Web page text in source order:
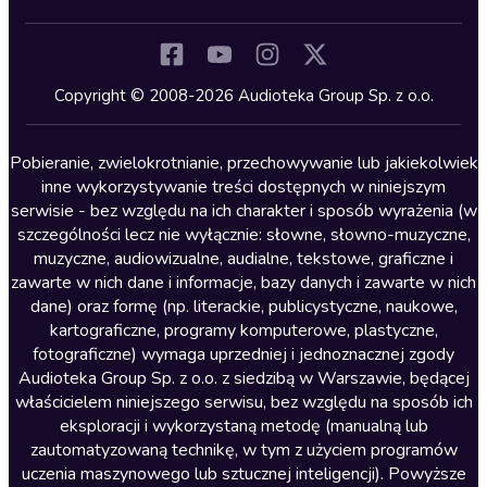
Kryminały
Lektury szkolne
Literatura anglojęzyczna
Literatura faktu
Literatura obyczajowa
Literatura piękna obca
Literatura piękna polska
Nagrania relaksacyjne
Nauka języków
Nauki humanistyczne
Podcasty i audycje
Copyright © 2008-2026 Audioteka Group Sp. z o.o.
Pobieranie, zwielokrotnianie, przechowywanie lub jakiekolwiek
inne wykorzystywanie treści dostępnych w niniejszym
serwisie - bez względu na ich charakter i sposób wyrażenia (w
szczególności lecz nie wyłącznie: słowne, słowno-muzyczne,
muzyczne, audiowizualne, audialne, tekstowe, graficzne i
zawarte w nich dane i informacje, bazy danych i zawarte w nich
dane) oraz formę (np. literackie, publicystyczne, naukowe,
kartograficzne, programy komputerowe, plastyczne,
fotograficzne) wymaga uprzedniej i jednoznacznej zgody
Audioteka Group Sp. z o.o. z siedzibą w Warszawie, będącej
właścicielem niniejszego serwisu, bez względu na sposób ich
eksploracji i wykorzystaną metodę (manualną lub
zautomatyzowaną technikę, w tym z użyciem programów
uczenia maszynowego lub sztucznej inteligencji). Powyższe